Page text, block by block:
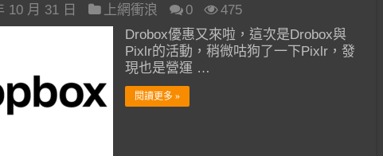
10 月 31 日 上網衝浪 0
475
Drobox優惠又來啦，這次是Drobox與
Pixlr的活動，稍微咕狗了一下Pixlr，發
現也是營運 …
閱讀更多 »